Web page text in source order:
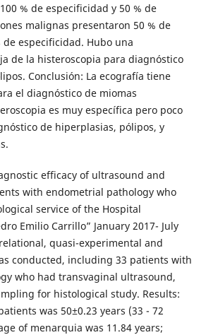
% de especificidad y 50 % de
malignas presentaron 50 % de
especificidad. Hubo una
de la histeroscopia para diagnóstico
Conclusión: La ecografía tiene
el diagnóstico de miomas
es muy específica pero poco
de hiperplasias, pólipos, y
efficacy of ultrasound and
with endometrial pathology who
service of the Hospital
Emilio Carrillo” January 2017- July
quasi-experimental and
conducted, including 33 patients with
who had transvaginal ultrasound,
for histological study. Results:
was 50±0.23 years (33 - 72
of menarquia was 11.84 years;